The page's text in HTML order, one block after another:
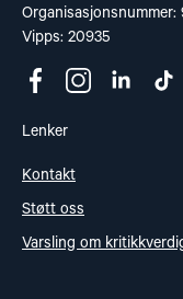
Organisasjonsnummer:
Vipps: 20935
Lenker
Kontakt
Støtt oss
Varsling om